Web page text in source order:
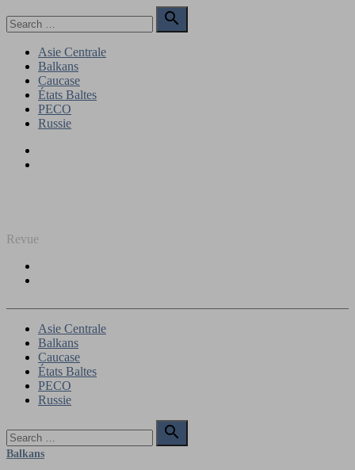
to
for:

Search
Asie Centrale
Balkans
Caucase
États Baltes
PECO
Russie
Revue
Asie Centrale
Balkans
Caucase
États Baltes
PECO
Russie
for:

Search
Balkans